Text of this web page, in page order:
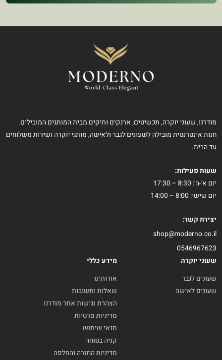
מודרנו, שעוני יוקרה, תכשיטים, ארנקים ותיקים מבית המותגים המובילים.
חנות אינטרנטית מובילה לשעונים לגבר ולאישה, מותגי יוקרה ושירות משלוחים
עד הבית.
שעות פעילות:
יום א'-ה': 8:30 – 17:30
יום שישי: 8:00 – 14:00
יצירת קשר:
shop@moderno.co.il
0546967623
שעוני יוקרה
שעונים לגבר
שעונים לאישה
מידע כללי
אודותינו
שאלות ותשובות
הצהרת נגישות אתר מודרנו
מדיניות פרטיות
תנאי שימוש
קניה בטוחה
מדיניות החזרה והחלפה